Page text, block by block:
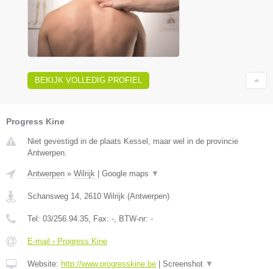
BEKIJK VOLLEDIG PROFIEL
Progress Kine
Niet gevestigd in de plaats Kessel, maar wel in de provincie
Antwerpen.
Antwerpen » Wilrijk Google maps ▼
Schansweg 14 2610 Wilrijk (Antwerpen)
Tel: 03/256.94.35 , Fax: - , BTW-nr: -
E-mail › Progress Kine
Website: http://www.progresskine.be Screenshot ▼